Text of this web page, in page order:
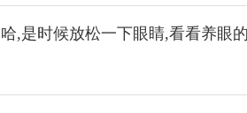
哈,是时候放松一下眼睛,看看养眼